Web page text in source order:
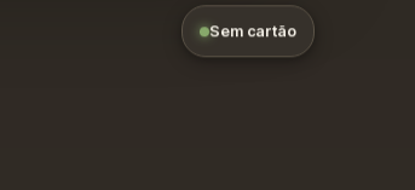
Sem cartão